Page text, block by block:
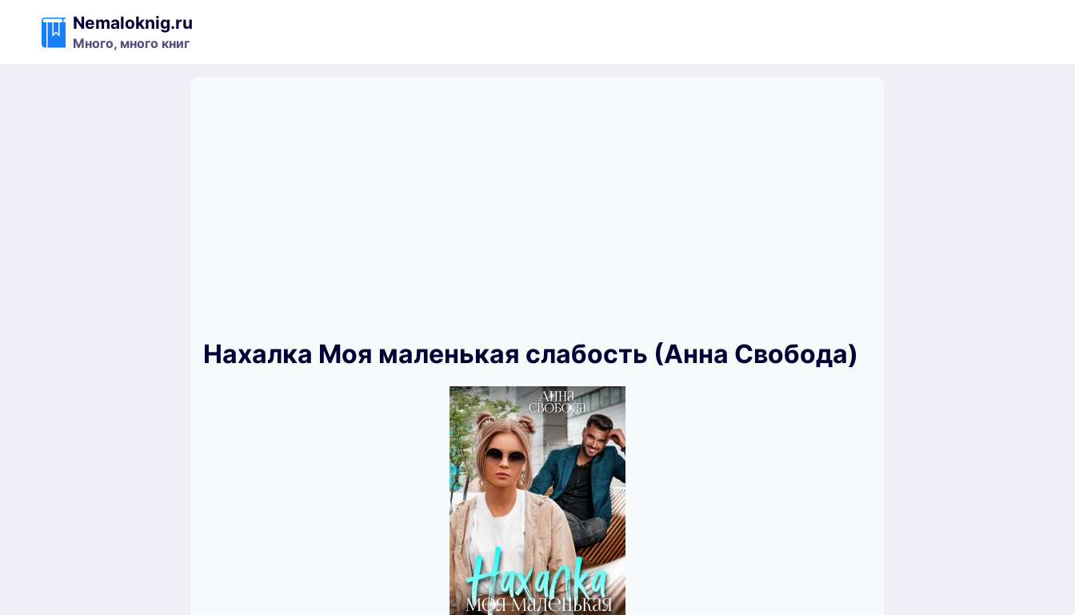
содержимому
Nemaloknig.ru
Много, много книг
Нахалка Моя маленькая слабость (Анна Свобода)